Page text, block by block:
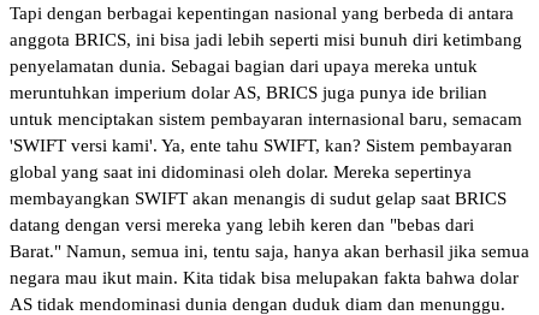
Tapi dengan berbagai kepentingan nasional yang berbeda di antara
anggota BRICS, ini bisa jadi lebih seperti misi bunuh diri ketimbang
penyelamatan dunia. Sebagai bagian dari upaya mereka untuk
meruntuhkan imperium dolar AS, BRICS juga punya ide brilian
untuk menciptakan sistem pembayaran internasional baru, semacam
'SWIFT versi kami'. Ya, ente tahu SWIFT, kan? Sistem pembayaran
global yang saat ini didominasi oleh dolar. Mereka sepertinya
membayangkan SWIFT akan menangis di sudut gelap saat BRICS
datang dengan versi mereka yang lebih keren dan "bebas dari
Barat." Namun, semua ini, tentu saja, hanya akan berhasil jika semua
negara mau ikut main. Kita tidak bisa melupakan fakta bahwa dolar
AS tidak mendominasi dunia dengan duduk diam dan menunggu.